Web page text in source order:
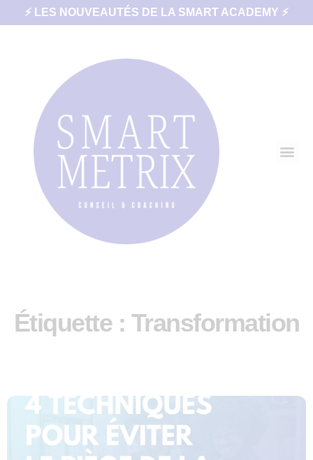
⚡ LES NOUVEAUTÉS DE LA SMART ACADEMY ⚡
Étiquette : Transformation